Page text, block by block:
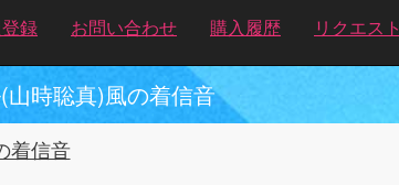
録 お問い合わせ 購入履歴 リクエスト
山時聡真)風の着信音
着信音